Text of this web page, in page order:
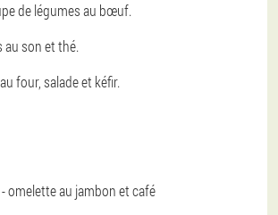
de légumes au bœuf.
au son et thé.
four, salade et kéfir.
omelette au jambon et café